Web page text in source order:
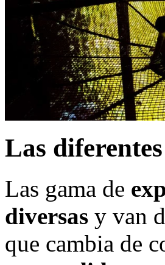
Las
Las gama de
diversas y van
que cambia de